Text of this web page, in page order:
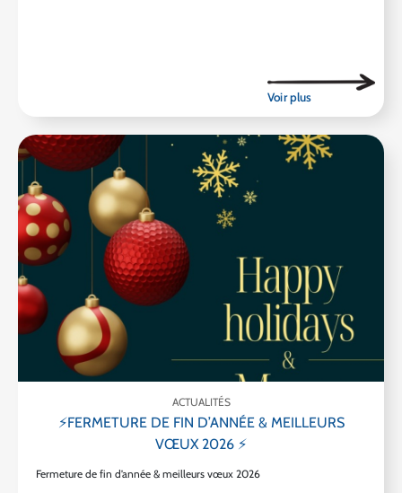
ACTUALITÉS
⚡FERMETURE DE FIN D’ANNÉE & MEILLEURS
VŒUX 2026 ⚡
Fermeture de fin d’année & meilleurs vœux 2026